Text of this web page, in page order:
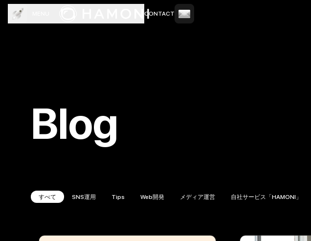
CONTACT
Blog
すべて SNS運用 Tips Web開発 メディア運営 自社サービス「HAMONI」